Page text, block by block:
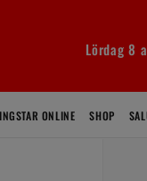
Lördag 8
ONLINE SHOP